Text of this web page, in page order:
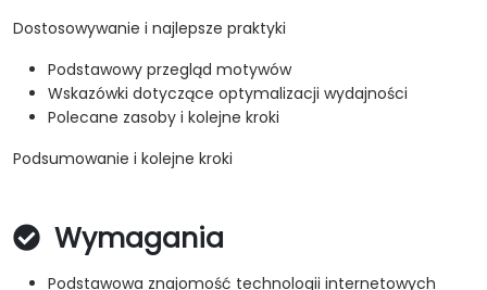
Dostosowywanie i najlepsze praktyki
Podstawowy przegląd motywów
Wskazówki dotyczące optymalizacji wydajności
Polecane zasoby i kolejne kroki
Podsumowanie i kolejne kroki
Wymagania
Podstawowa znajomość technologii internetowych